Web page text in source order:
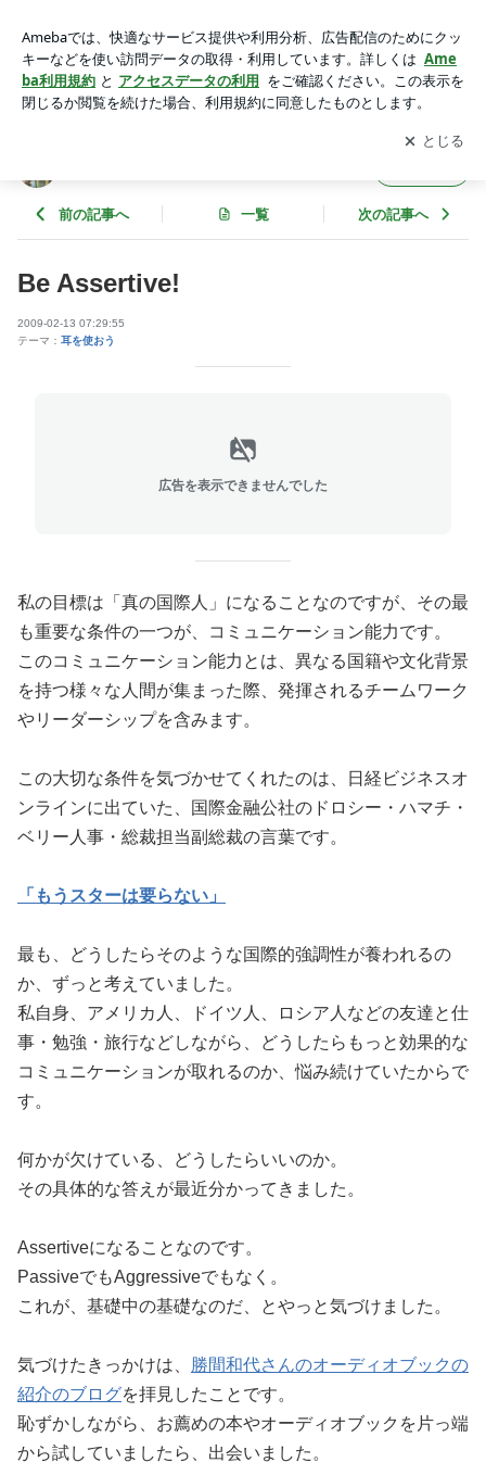
アプリをダウンロードして ブログの更新通知
を受け取りまし
ょう。
開く
前の記事へ 一覧 次の記事へ
Be Assertive!
2009-02-13 07:29:55
テーマ： 耳を使おう
広告を表示できませんでした
私の目標は「真の国際人」になることなのですが、その最
も重要な条件の一つが、コミュニケーション能力です。
このコミュニケーション能力とは、異なる国籍や文化背景
を持つ様々な人間が集まった際、発揮されるチームワーク
やリーダーシップを含みます。
この大切な条件を気づかせてくれたのは、日経ビジネスオ
ンラインに出ていた、国際金融公社のドロシー・ハマチ・
ベリー人事・総裁担当副総裁の言葉です。
「もうスターは要らない」
最も、どうしたらそのような国際的強調性が養われるの
か、ずっと考えていました。
私自身、アメリカ人、ドイツ人、ロシア人などの友達と仕
事・勉強・旅行などしながら、どうしたらもっと効果的な
コミュニケーションが取れるのか、悩み続けていたからで
す。
何かが欠けている、どうしたらいいのか。
その具体的な答えが最近分かってきました。
Assertiveになることなのです。
PassiveでもAggressiveでもなく。
これが、基礎中の基礎なのだ、とやっと気づけました。
気づけたきっかけは、 勝間和代さんのオーディオブックの
紹介のブログを拝見したことです。
恥ずかしながら、お薦めの本やオーディオブックを片っ端
から試していましたら、出会いました。